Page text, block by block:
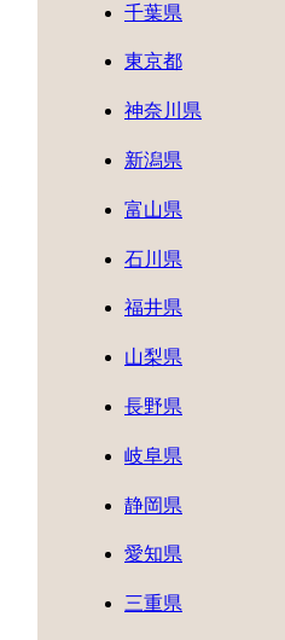
千葉県
東京都
神奈川県
新潟県
富山県
石川県
福井県
山梨県
長野県
岐阜県
静岡県
愛知県
三重県